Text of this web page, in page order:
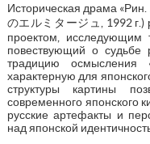
Историческая драма
のエルミタージュ, 1992 г.)
проектом, исследующим
повествующий о судьбе
традицию осмысления
характерную для
структуры картины
современного японского
русские артефакты и
над японской